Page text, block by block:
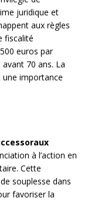
juridique et
aux règles
fiscalité
euros par
70 ans. La
une importance
à l’action en
Cette
souplesse dans
favoriser la